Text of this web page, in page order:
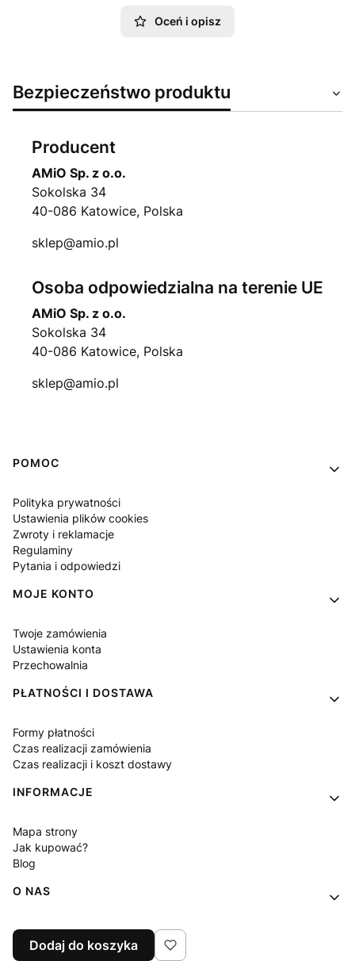
Oceń i opisz
Bezpieczeństwo produktu
Producent
AMiO Sp. z o.o.
Sokolska 34
40-086 Katowice, Polska
sklep@amio.pl
Osoba odpowiedzialna na terenie UE
AMiO Sp. z o.o.
Sokolska 34
40-086 Katowice, Polska
sklep@amio.pl
Linki w stopce
POMOC
Polityka prywatności
Ustawienia plików cookies
Zwroty i reklamacje
Regulaminy
Pytania i odpowiedzi
MOJE KONTO
Twoje zamówienia
Ustawienia konta
Przechowalnia
PŁATNOŚCI I DOSTAWA
Formy płatności
Czas realizacji zamówienia
Czas realizacji i koszt dostawy
INFORMACJE
Mapa strony
Jak kupować?
Blog
O NAS
Kontakt
O firmie
Dodaj do koszyka